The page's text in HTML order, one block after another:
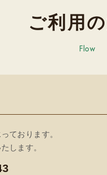
ご利用
Flow
ております。
します。